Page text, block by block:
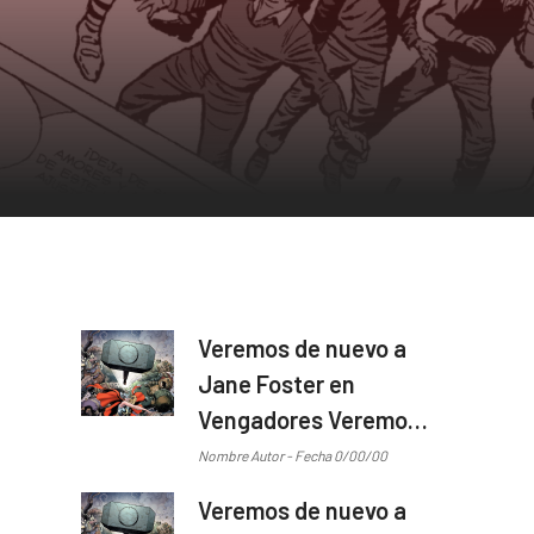
Veremos de nuevo a
Jane Foster en
Vengadores Veremos
de nuevo a Jane
...
Nombre Autor - Fecha 0/00/00
Veremos de nuevo a